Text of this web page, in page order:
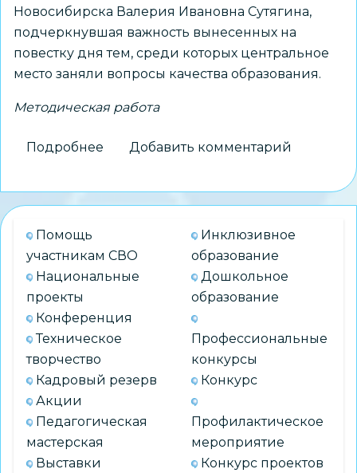
Новосибирска Валерия Ивановна Сутягина,
подчеркнувшая важность вынесенных на
повестку дня тем, среди которых центральное
место заняли вопросы качества образования.
Методическая работа
Подробнее
вертушка
в
обмен
опытом
практические
кейсы
заместителей
по
Добавить комментарий
Помощь
участникам СВО
Национальные
проекты
Конференция
Техническое
творчество
Кадровый резерв
Акции
Педагогическая
мастерская
Выставки
Инклюзивное
образование
Дошкольное
образование
Профессиональные
конкурсы
Конкурс
Профилактическое
мероприятие
Конкурс проектов